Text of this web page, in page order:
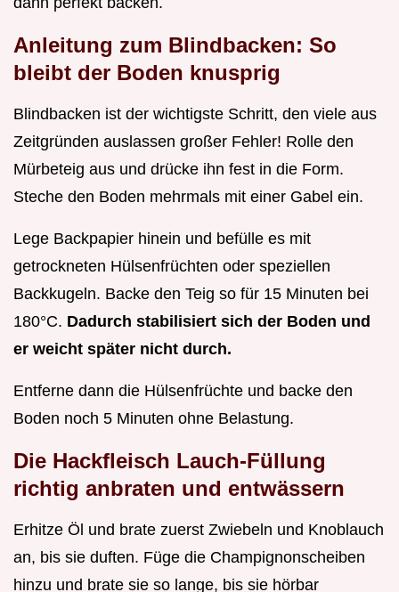
Anleitung zum Blindbacken: So
bleibt der Boden knusprig
Blindbacken ist der wichtigste Schritt, den viele aus
Zeitgründen auslassen großer Fehler! Rolle den
Mürbeteig aus und drücke ihn fest in die Form.
Steche den Boden mehrmals mit einer Gabel ein.
Lege Backpapier hinein und befülle es mit
getrockneten Hülsenfrüchten oder speziellen
Backkugeln. Backe den Teig so für 15 Minuten bei
180°C. Dadurch stabilisiert sich der Boden und
er weicht später nicht durch.
Entferne dann die Hülsenfrüchte und backe den
Boden noch 5 Minuten ohne Belastung.
Die Hackfleisch Lauch-Füllung
richtig anbraten und entwässern
Erhitze Öl und brate zuerst Zwiebeln und Knoblauch
an, bis sie duften. Füge die Champignonscheiben
hinzu und brate sie so lange, bis sie hörbar